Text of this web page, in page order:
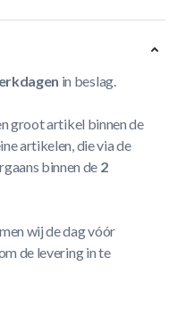
in beslag.
groot artikel binnen de
artikelen, die via de
binnen de 2
wij de dag vóór
de levering in te